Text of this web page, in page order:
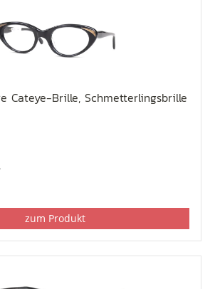
Cateye-Brille, Schmetterlingsbrille
zum Produkt